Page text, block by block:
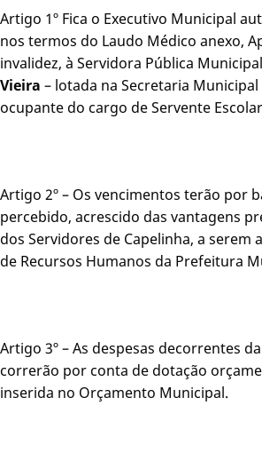
Artigo 1º Fica o Executivo Municipal
nos termos do Laudo Médico anexo,
invalidez, à Servidora Pública Municipal
Vieira – lotada na Secretaria Municipal
ocupante do cargo de Servente
Artigo 2º – Os vencimentos terão por
percebido, acrescido das vantagens
dos Servidores de Capelinha, a serem
de Recursos Humanos da Prefeitura
Artigo 3º – As despesas decorrentes
correrão por conta de dotação
inserida no Orçamento Municipal.